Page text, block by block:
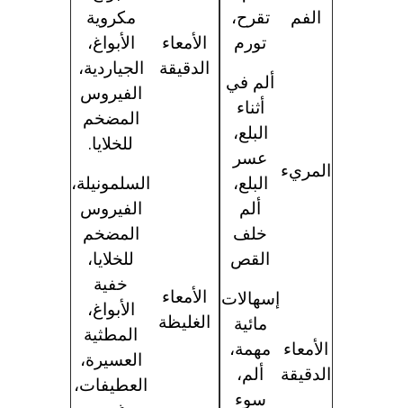
الفم
تقرح،
تورم
المريء
ألم في
أثناء
البلع،
عسر
البلع،
ألم
خلف
القص
الأمعاء
الدقيقة
إسهالات
مائية
مهمة،
ألم،
سوء
الأمعاء
الدقيقة
مكروية
الأبواغ،
الجياردية،
الفيروس
المضخم
للخلايا.
الأمعاء
الغليظة
السلمونيلة،
الفيروس
المضخم
للخلايا،
خفية
الأبواغ،
المطثية
العسيرة،
العطيفات،